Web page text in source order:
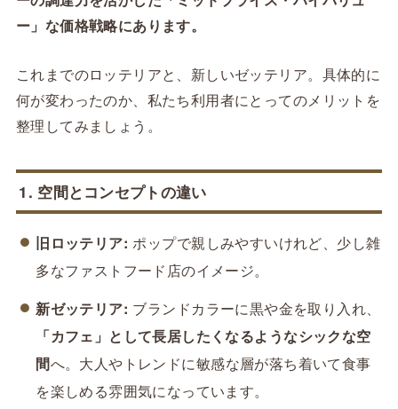
ー」な価格戦略にあります。
これまでのロッテリアと、新しいゼッテリア。具体的に
何が変わったのか、私たち利用者にとってのメリットを
整理してみましょう。
1. 空間とコンセプトの違い
旧ロッテリア: ポップで親しみやすいけれど、少し雑
多なファストフード店のイメージ。
新ゼッテリア: ブランドカラーに黒や金を取り入れ、
「カフェ」として長居したくなるようなシックな空
間へ。大人やトレンドに敏感な層が落ち着いて食事
を楽しめる雰囲気になっています。